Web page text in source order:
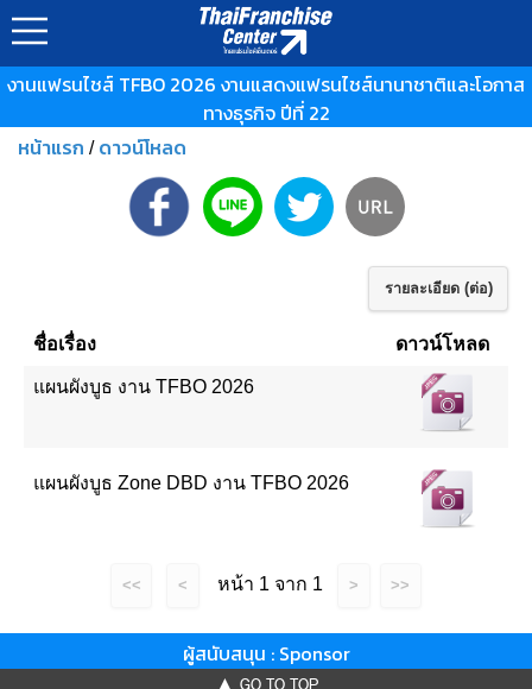
งานแฟรนไชส์ TFBO 2026 งานแสดงแฟรนไชส์นานาชาติและโอกาส
ทางธุรกิจ ปีที่ 22
หน้าแรก / ดาวน์โหลด
รายละเอียด (ต่อ)
ชื่อเรื่อง ดาวน์โหลด
แผนผังบูธ งาน TFBO 2026
แผนผังบูธ Zone DBD งาน TFBO 2026
<< < หน้า 1 จาก 1 > >>
ผู้สนับสนุน : Sponsor